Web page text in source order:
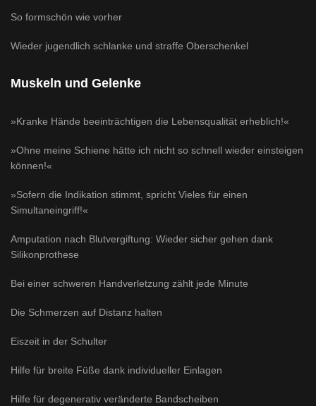
So formschön wie vorher
Wieder jugendlich schlanke und straffe Oberschenkel
Muskeln und Gelenke
»Kranke Hände beeinträchtigen die Lebensqualität erheblich!«
»Ohne meine Schiene hätte ich nicht so schnell wieder einsteigen
können!«
»Sofern die Indikation stimmt, spricht Vieles für einen
Simultaneingriff!«
Amputation nach Blutvergiftung: Wieder sicher gehen dank
Silikonprothese
Bei einer schweren Handverletzung zählt jede Minute
Die Schmerzen auf Distanz halten
Eiszeit in der Schulter
Hilfe für breite Füße dank individueller Einlagen
Hilfe für degenerativ veränderte Bandscheiben